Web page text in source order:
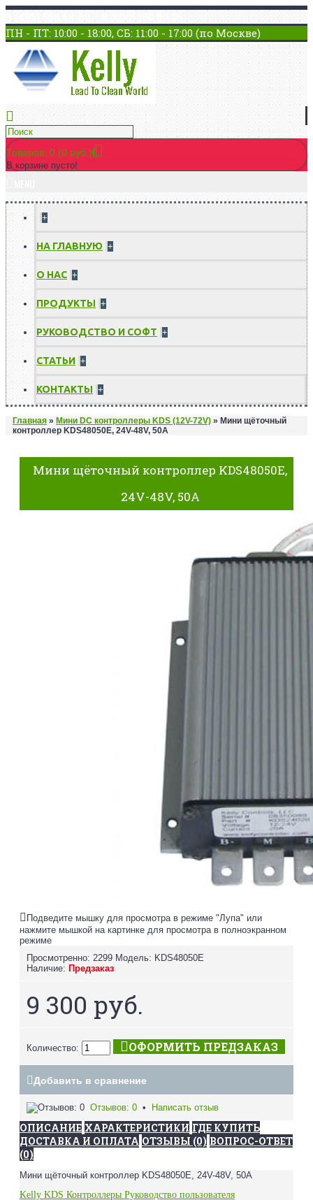
ПН - ПТ: 10:00 - 18:00, СБ: 11:00 - 17:00 (по Москве)
Товаров: 0 (0 руб.)
В корзине пусто!
+
НА ГЛАВНУЮ +
О НАС +
ПРОДУКТЫ +
РУКОВОДСТВО И СОФТ +
СТАТЬИ +
КОНТАКТЫ +
Главная » Мини DC контроллеры KDS (12V-72V) » Мини щёточный
контроллер KDS48050E, 24V-48V, 50A
Мини щёточный контроллер KDS48050E,
24V-48V, 50A
Подведите мышку для просмотра в режиме "Лупа" или
нажмите мышкой на картинке для просмотра в полноэкранном
режиме
Просмотренно: 2299 Модель: KDS48050E
Наличие: Предзаказ
9 300 руб.
Количество: ОФОРМИТЬ ПРЕДЗАКАЗ
Добавить в сравнение
Отзывов: 0 • Написать отзыв
ОПИСАНИЕ ХАРАКТЕРИСТИКИ ГДЕ КУПИТЬ
ДОСТАВКА И ОПЛАТА ОТЗЫВЫ (0) ВОПРОС-ОТВЕТ
(0)
Мини щёточный контроллер KDS48050E, 24V-48V, 50A
Kelly KDS Контроллеры Руководство пользователя